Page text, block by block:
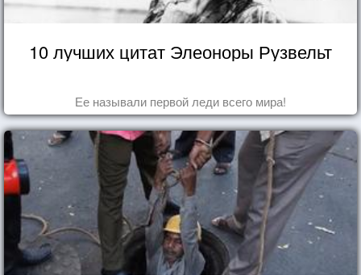
10 лучших цитат Элеоноры Рузвельт
Ее называли первой леди всего мира!